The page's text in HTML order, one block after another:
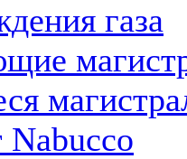
газа
Nabucco